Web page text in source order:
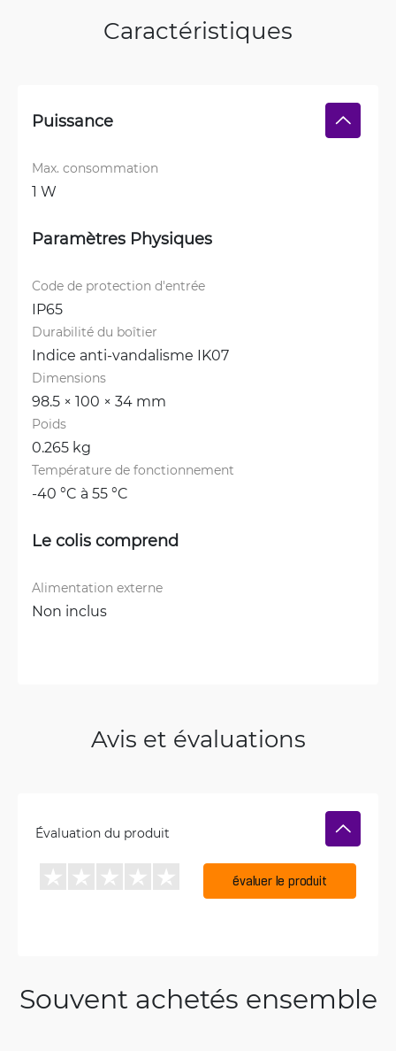
Caractéristiques
Puissance
Max. consommation
1 W
Paramètres Physiques
Code de protection d'entrée
IP65
Durabilité du boîtier
Indice anti-vandalisme IK07
Dimensions
98.5 × 100 × 34 mm
Poids
0.265 kg
Température de fonctionnement
-40 °C à 55 °C
Le colis comprend
Alimentation externe
Non inclus
Avis et évaluations
Évaluation du produit
évaluer le produit
Souvent achetés ensemble